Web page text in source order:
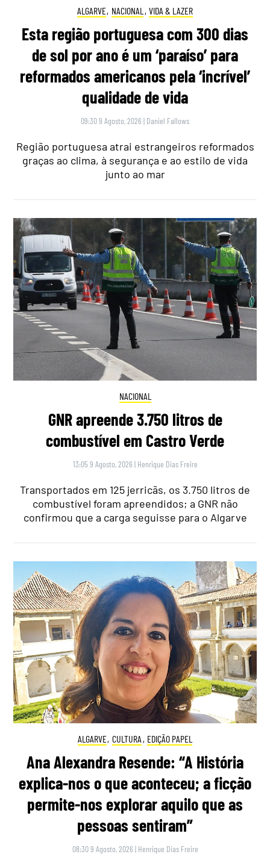
ALGARVE, NACIONAL , VIDA & LAZER
Esta região portuguesa com 300 dias
de sol por ano é um ‘paraíso’ para
reformados americanos pela ‘incrível’
qualidade de vida
09:30 9 Agosto, 2026 | Daniel Fallows
Região portuguesa atrai estrangeiros reformados
graças ao clima, à segurança e ao estilo de vida
junto ao mar
NACIONAL
GNR apreende 3.750 litros de
combustível em Castro Verde
13:05 9 Agosto, 2026 | Henrique Dias Freire
Transportados em 125 jerricãs, os 3.750 litros de
combustível foram apreendidos; a GNR não
confirmou que a carga seguisse para o Algarve
ALGARVE, CULTURA , EDIÇÃO PAPEL
Ana Alexandra Resende: “A História
explica-nos o que aconteceu; a ficção
permite-nos explorar aquilo que as
pessoas sentiram”
08:30 9 Agosto, 2026 | Henrique Dias Freire